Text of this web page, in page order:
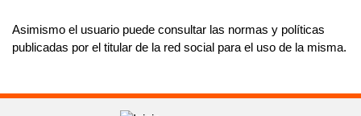
Asimismo el usuario puede consultar las normas y políticas
publicadas por el titular de la red social para el uso de la misma.